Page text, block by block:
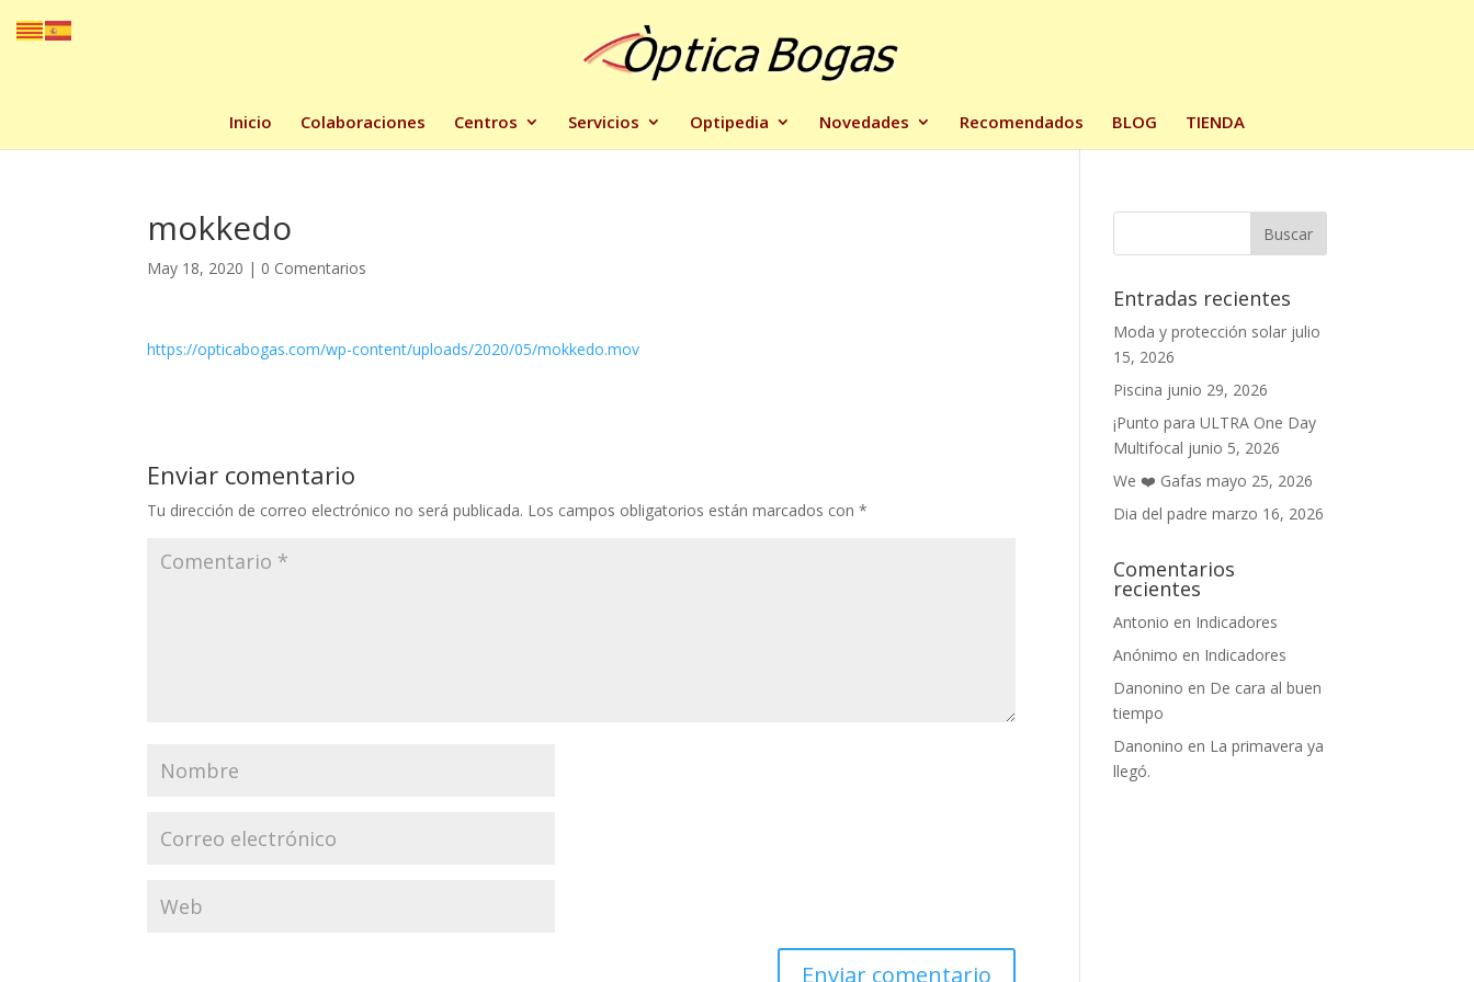
Inicio Colaboraciones Centros Servicios Optipedia Novedades Recomendados BLOG TIENDA
mokkedo
May 18, 2020 | 0 Comentarios
https://opticabogas.com/wp-content/uploads/2020/05/mokkedo.mov
Enviar comentario
Tu dirección de correo electrónico no será publicada. Los campos obligatorios están marcados con*
Entradas recientes
Moda y protección solar julio
15, 2026
Piscina junio 29, 2026
¡Punto para ULTRA One Day
Multifocal junio 5, 2026
We ❤️ Gafas mayo 25, 2026
Dia del padre marzo 16, 2026
Comentarios
recientes
Antonio en Indicadores
Anónimo en Indicadores
Danonino en De cara al buen
tiempo
Danonino en La primavera ya
llegó.